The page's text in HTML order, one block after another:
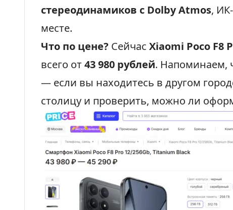
стереодинамиков с Dolby Atmos,
месте.
Что по цене? Сейчас Xiaomi Poco F8
всего от 43 980 рублей. Напоминаем,
— если вы находитесь в другом
столицу и проверить, можно ли